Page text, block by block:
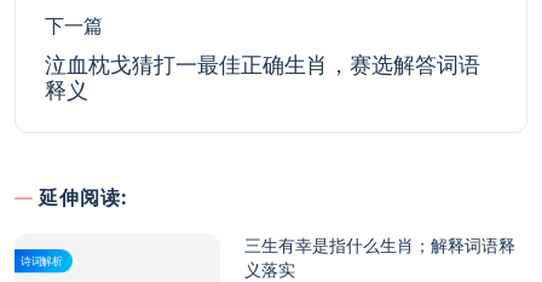
下一篇
泣血枕戈猜打一最佳正确生肖，赛选解答词语
释义
延伸阅读:
诗词解析
三生有幸是指什么生肖；解释词语释
义落实